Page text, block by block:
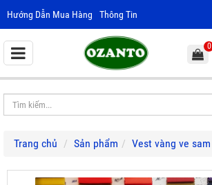
Hướng Dẫn Mua Hàng Thông Tin
0
Trang chủ Sản phẩm Vest vàng ve sam